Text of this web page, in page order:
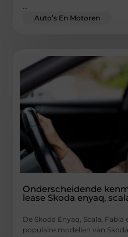
...
Auto’s En Motoren
Onderscheidende
lease Skoda enyaq,
De Skoda Enyaq, Scala,
populaire modellen van